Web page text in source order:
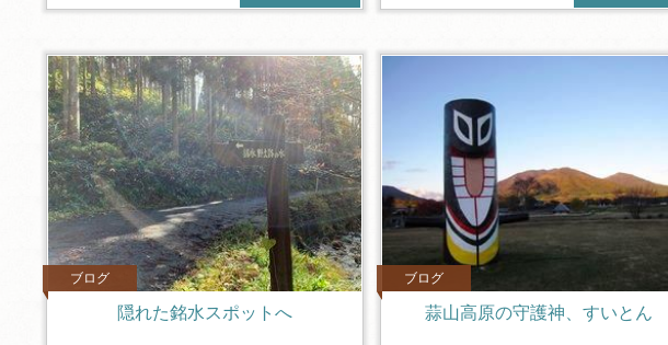
ブログ
隠れた銘水スポットへ
ブログ
蒜山高原の守護神、すいとん